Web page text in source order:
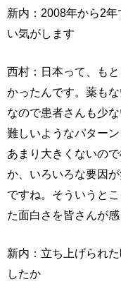
新内：2008年から2
い気がします
西村：日本って、も
かったんです。薬も
なので患者さんも少
難しいようなパター
あまり大きくないの
か、いろいろな要因
ですね。そういうと
た面白さを皆さんが
新内：立ち上げられ
したか